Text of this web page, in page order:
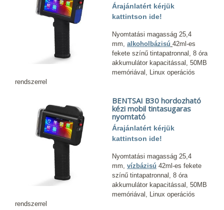
Árajánlatért kérjük
kattintson ide!
Nyomtatási magasság 25,4
mm, alkoholbázisú 42ml-es
fekete színű tintapatronnal, 8 óra
akkumulátor kapacitással, 50MB
memóriával, Linux operációs
rendszerrel
BENTSAI B30 hordozható
kézi mobil tintasugaras
nyomtató
Árajánlatért kérjük
kattintson ide!
Nyomtatási magasság 25,4
mm, vízbázisú 42ml-es fekete
színű tintapatronnal, 8 óra
akkumulátor kapacitással, 50MB
memóriával, Linux operációs
rendszerrel